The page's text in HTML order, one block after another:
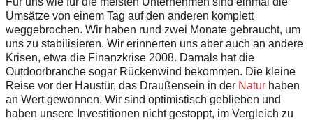
Umsätze von einem Tag auf den anderen komplett
weggebrochen. Wir haben rund zwei Monate gebraucht, um
uns zu stabilisieren. Wir erinnerten uns aber auch an andere
Krisen, etwa die Finanzkrise 2008. Damals hat die
Outdoorbranche sogar Rückenwind bekommen. Die kleine
Reise vor der Haustür, das Draußensein in der Natur haben
an Wert gewonnen. Wir sind optimistisch geblieben und
haben unsere Investitionen nicht gestoppt, im Vergleich zu